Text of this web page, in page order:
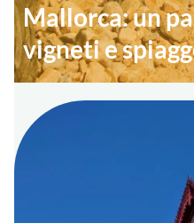
Mallorca: un
vigneti e